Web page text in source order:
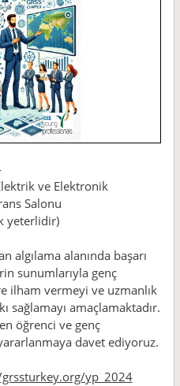
ve Elektronik
Salonu
yeterlidir)
algılama alanında başarı
sunumlarıyla genç
ilham vermeyi ve uzmanlık
sağlamayı amaçlamaktadır.
öğrenci ve genç
davet ediyoruz.
yp_2024